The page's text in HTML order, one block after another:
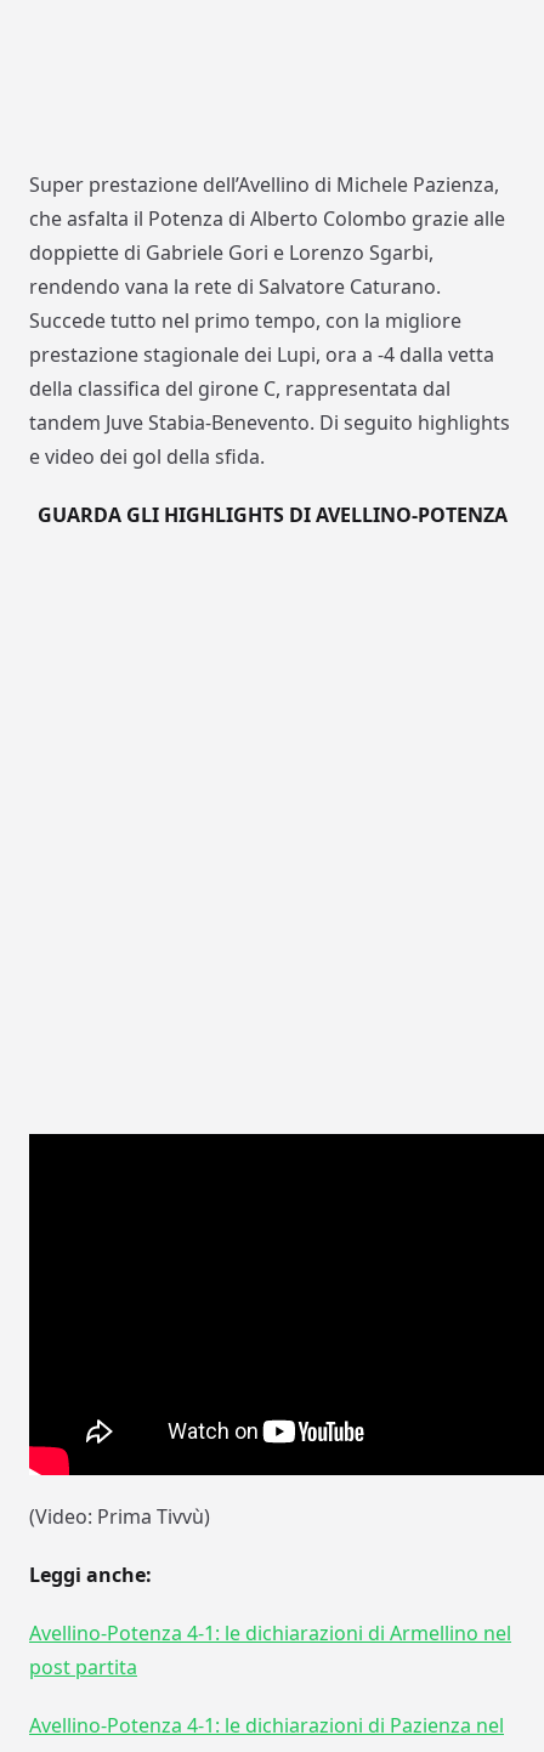
Super prestazione dell’Avellino di Michele Pazienza,
che asfalta il Potenza di Alberto Colombo grazie alle
doppiette di Gabriele Gori e Lorenzo Sgarbi,
rendendo vana la rete di Salvatore Caturano.
Succede tutto nel primo tempo, con la migliore
prestazione stagionale dei Lupi, ora a -4 dalla vetta
della classifica del girone C, rappresentata dal
tandem Juve Stabia-Benevento. Di seguito highlights
e video dei gol della sfida.
GUARDA GLI HIGHLIGHTS DI AVELLINO-POTENZA
(Video: Prima Tivvù)
Leggi anche:
Avellino-Potenza 4-1: le dichiarazioni di Armellino nel
post partita
Avellino-Potenza 4-1: le dichiarazioni di Pazienza nel